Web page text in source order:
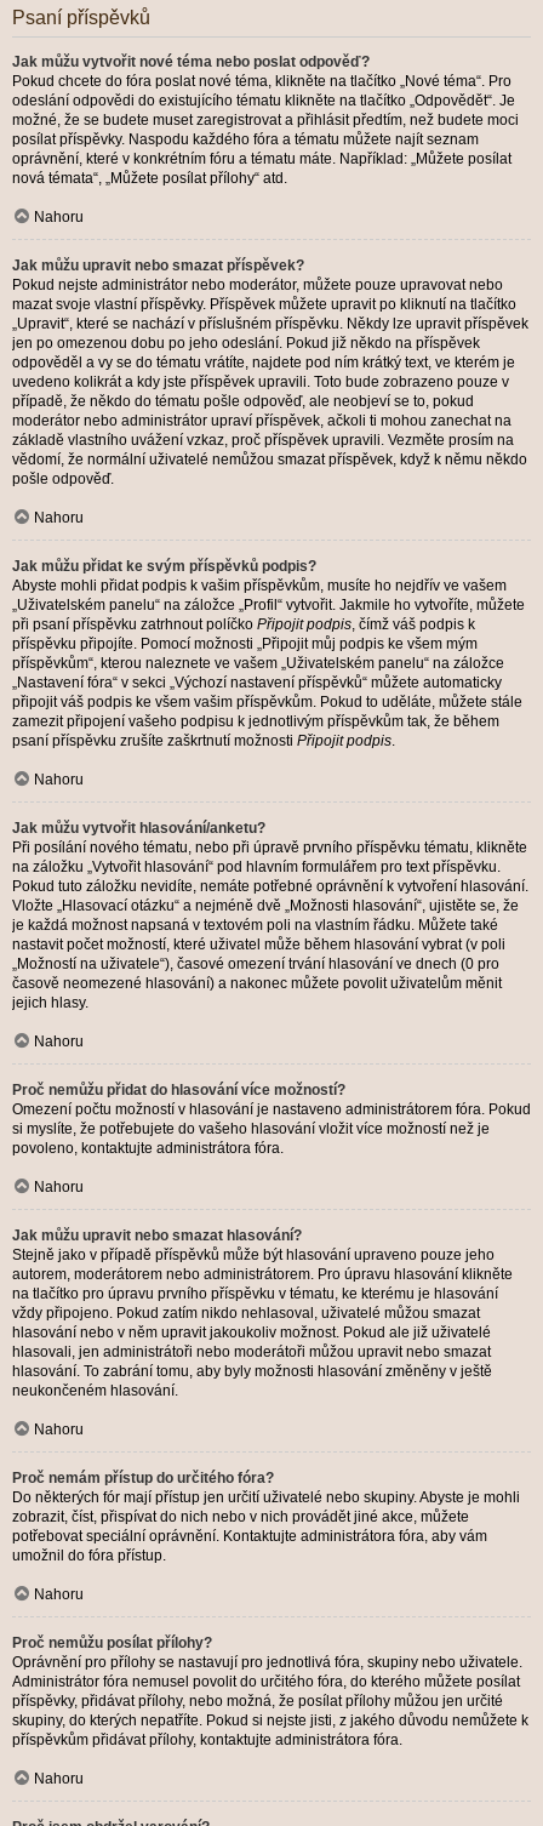
Psaní příspěvků
Jak můžu vytvořit nové téma nebo poslat odpověď?
Pokud chcete do fóra poslat nové téma, klikněte na tlačítko „Nové téma“. Pro
odeslání odpovědi do existujícího tématu klikněte na tlačítko „Odpovědět“. Je
možné, že se budete muset zaregistrovat a přihlásit předtím, než budete moci
posílat příspěvky. Naspodu každého fóra a tématu můžete najít seznam
oprávnění, které v konkrétním fóru a tématu máte. Například: „Můžete posílat
nová témata“, „Můžete posílat přílohy“ atd.
Nahoru
Jak můžu upravit nebo smazat příspěvek?
Pokud nejste administrátor nebo moderátor, můžete pouze upravovat nebo
mazat svoje vlastní příspěvky. Příspěvek můžete upravit po kliknutí na tlačítko
„Upravit“, které se nachází v příslušném příspěvku. Někdy lze upravit příspěvek
jen po omezenou dobu po jeho odeslání. Pokud již někdo na příspěvek
odpověděl a vy se do tématu vrátíte, najdete pod ním krátký text, ve kterém je
uvedeno kolikrát a kdy jste příspěvek upravili. Toto bude zobrazeno pouze v
případě, že někdo do tématu pošle odpověď, ale neobjeví se to, pokud
moderátor nebo administrátor upraví příspěvek, ačkoli ti mohou zanechat na
základě vlastního uvážení vzkaz, proč příspěvek upravili. Vezměte prosím na
vědomí, že normální uživatelé nemůžou smazat příspěvek, když k němu někdo
pošle odpověď.
Nahoru
Jak můžu přidat ke svým příspěvků podpis?
Abyste mohli přidat podpis k vašim příspěvkům, musíte ho nejdřív ve vašem
„Uživatelském panelu“ na záložce „Profil“ vytvořit. Jakmile ho vytvoříte, můžete
při psaní příspěvku zatrhnout políčko Připojit podpis, čímž váš podpis k
příspěvku připojíte. Pomocí možnosti „Připojit můj podpis ke všem mým
příspěvkům“, kterou naleznete ve vašem „Uživatelském panelu“ na záložce
„Nastavení fóra“ v sekci „Výchozí nastavení příspěvků“ můžete automaticky
připojit váš podpis ke všem vašim příspěvkům. Pokud to uděláte, můžete stále
zamezit připojení vašeho podpisu k jednotlivým příspěvkům tak, že během
psaní příspěvku zrušíte zaškrtnutí možnosti Připojit podpis.
Nahoru
Jak můžu vytvořit hlasování/anketu?
Při posílání nového tématu, nebo při úpravě prvního příspěvku tématu, klikněte
na záložku „Vytvořit hlasování“ pod hlavním formulářem pro text příspěvku.
Pokud tuto záložku nevidíte, nemáte potřebné oprávnění k vytvoření hlasování.
Vložte „Hlasovací otázku“ a nejméně dvě „Možnosti hlasování“, ujistěte se, že
je každá možnost napsaná v textovém poli na vlastním řádku. Můžete také
nastavit počet možností, které uživatel může během hlasování vybrat (v poli
„Možností na uživatele“), časové omezení trvání hlasování ve dnech (0 pro
časově neomezené hlasování) a nakonec můžete povolit uživatelům měnit
jejich hlasy.
Nahoru
Proč nemůžu přidat do hlasování více možností?
Omezení počtu možností v hlasování je nastaveno administrátorem fóra. Pokud
si myslíte, že potřebujete do vašeho hlasování vložit více možností než je
povoleno, kontaktujte administrátora fóra.
Nahoru
Jak můžu upravit nebo smazat hlasování?
Stejně jako v případě příspěvků může být hlasování upraveno pouze jeho
autorem, moderátorem nebo administrátorem. Pro úpravu hlasování klikněte
na tlačítko pro úpravu prvního příspěvku v tématu, ke kterému je hlasování
vždy připojeno. Pokud zatím nikdo nehlasoval, uživatelé můžou smazat
hlasování nebo v něm upravit jakoukoliv možnost. Pokud ale již uživatelé
hlasovali, jen administrátoři nebo moderátoři můžou upravit nebo smazat
hlasování. To zabrání tomu, aby byly možnosti hlasování změněny v ještě
neukončeném hlasování.
Nahoru
Proč nemám přístup do určitého fóra?
Do některých fór mají přístup jen určití uživatelé nebo skupiny. Abyste je mohli
zobrazit, číst, přispívat do nich nebo v nich provádět jiné akce, můžete
potřebovat speciální oprávnění. Kontaktujte administrátora fóra, aby vám
umožnil do fóra přístup.
Nahoru
Proč nemůžu posílat přílohy?
Oprávnění pro přílohy se nastavují pro jednotlivá fóra, skupiny nebo uživatele.
Administrátor fóra nemusel povolit do určitého fóra, do kterého můžete posílat
příspěvky, přidávat přílohy, nebo možná, že posílat přílohy můžou jen určité
skupiny, do kterých nepatříte. Pokud si nejste jisti, z jakého důvodu nemůžete k
příspěvkům přidávat přílohy, kontaktujte administrátora fóra.
Nahoru